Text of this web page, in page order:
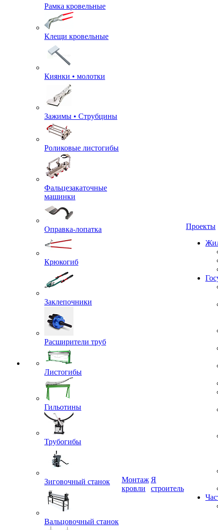
Рамка кровельные
Клещи кровельные
Киянки • молотки
Зажимы • Струбцины
Роликовые листогибы
Фальцезакаточные
машинки
Оправка-лопатка
Крюкогиб
Заклепочники
Расширители труб
Листогибы
Гильотины
Трубогибы
Зиговочный станок
Вальцовочный станок
кровли
строитель